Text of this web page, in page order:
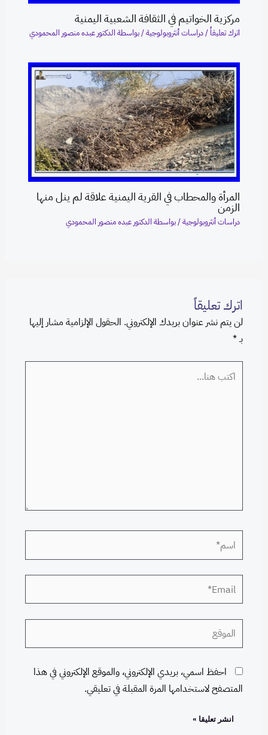
مركزية الخواتيم في الثقافة الشعبية اليمنية
اترك تعليقاً/دراسات أنثروبولوجية/ بواسطة الدكتور عبده منصور المحمودي
المرأة والمحطاب في القرية اليمنية علاقة لم ينل منها
الزمن
دراسات أنثروبولوجية/ بواسطة الدكتور عبده منصور المحمودي
اترك تعليقاً
لن يتم نشر عنوان بريدك الإلكتروني. الحقول الإلزامية مشار إليها
بـ*
اسم*
Email*
الموقع
احفظ اسمي، بريدي الإلكتروني، والموقع الإلكتروني في هذا
المتصفح لاستخدامها المرة المقبلة في تعليقي.